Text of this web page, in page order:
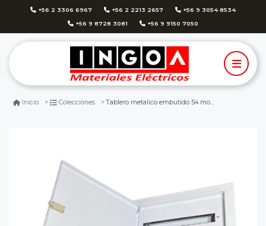
+56 2 3306 6967 +56 2 2213 2657 +56 9 3054 8534
+56 9 8728 3081 +56 9 9150 7050
Inicio Colecciones Tablero metalico embutido 54 modulos ip41 color blanco lexo